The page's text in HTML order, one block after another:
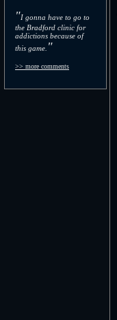
"I gonna have to go to
the Bradford clinic for
addictions because of
this game. "
>> more comments